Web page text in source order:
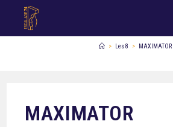
> Les 8 > MAXIMATOR
MAXIMATOR